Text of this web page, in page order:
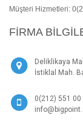
Müşteri Hizmetleri:
FIRMA
Deliklikaya
İstiklal Mah.
0(212) 551 00